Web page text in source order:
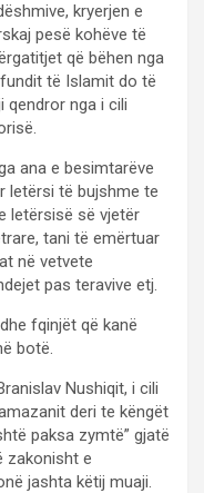
kryerjen e
pesë kohëve të
që bëhen nga
të Islamit do të
qendror nga i cili
ana e besimtarëve
letërsi të bujshme te
letërsisë së vjetër
tani të emërtuar
në vetvete
pas teravive etj.
fqinjët që kanë
botë.
Nushiqit, i cili
deri te këngët
paksa zymtë” gjatë
zakonisht e
jashta këtij muaji.